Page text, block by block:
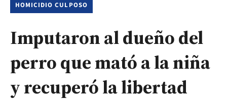
HOMICIDIO CULPOSO
Imputaron al dueño del
perro que mató a la niña
y recuperó la libertad